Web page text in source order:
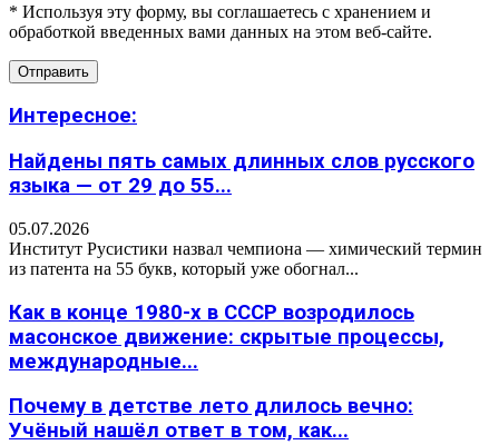
* Используя эту форму, вы соглашаетесь с хранением и
обработкой введенных вами данных на этом веб-сайте.
Интересное:
Найдены пять самых длинных слов русского
языка — от 29 до 55...
05.07.2026
Институт Русистики назвал чемпиона — химический термин
из патента на 55 букв, который уже обогнал...
Как в конце 1980-х в СССР возродилось
масонское движение: скрытые процессы,
международные...
Почему в детстве лето длилось вечно:
Учёный нашёл ответ в том, как...